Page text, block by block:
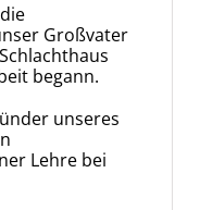
Großvater
begann.
unseres
Lehre bei